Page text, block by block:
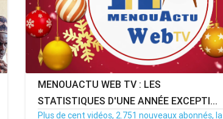
MENOUACTU WEB TV : LES
STATISTIQUES D'UNE ANNÉE EXCEPTI...
Plus de cent vidéos, 2.751 nouveaux abonnés, la